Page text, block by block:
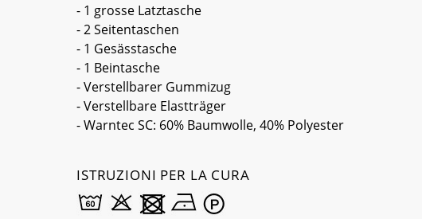
- 1 grosse Latztasche
- 2 Seitentaschen
- 1 Gesässtasche
- 1 Beintasche
- Verstellbarer Gummizug
- Verstellbare Elastträger
- Warntec SC: 60% Baumwolle, 40% Polyester
ISTRUZIONI PER LA CURA